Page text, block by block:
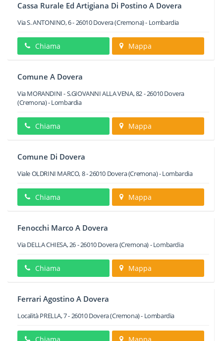
Cassa Rurale Ed Artigiana Di Postino A Dovera
Via S. ANTONINO, 6-26010Dovera(Cremona) - Lombardia
Chiama Mappa
Comune A Dovera
Via MORANDINI - S.GIOVANNI ALLA VENA, 82-26010Dovera
(Cremona) -Lombardia
Chiama Mappa
Comune Di Dovera
Viale OLDRINI MARCO, 8-26010 Dovera(Cremona) -Lombardia
Chiama Mappa
Fenocchi Marco A Dovera
Via DELLA CHIESA, 26-26010Dovera(Cremona) -Lombardia
Chiama Mappa
Ferrari Agostino A Dovera
Località PRELLA, 7-26010Dovera(Cremona) - Lombardia